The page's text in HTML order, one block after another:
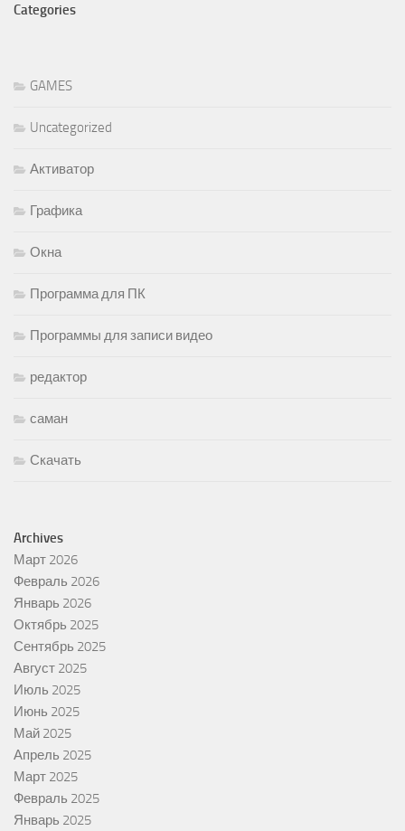
Categories
GAMES
Uncategorized
Активатор
Графика
Окна
Программа для ПК
Программы для записи видео
редактор
саман
Скачать
Archives
Март 2026
Февраль 2026
Январь 2026
Октябрь 2025
Сентябрь 2025
Август 2025
Июль 2025
Июнь 2025
Май 2025
Апрель 2025
Март 2025
Февраль 2025
Январь 2025